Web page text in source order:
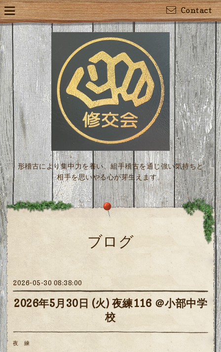
Contact
形稽古により集中力を養い、組手稽古を通じ強い気持ちと
相手を思いやる心が芽生えます。
ブログ
2026-05-30 08:38:00
2026年5月30日 (火) 夜練116 ＠小部中学
校
夜 練